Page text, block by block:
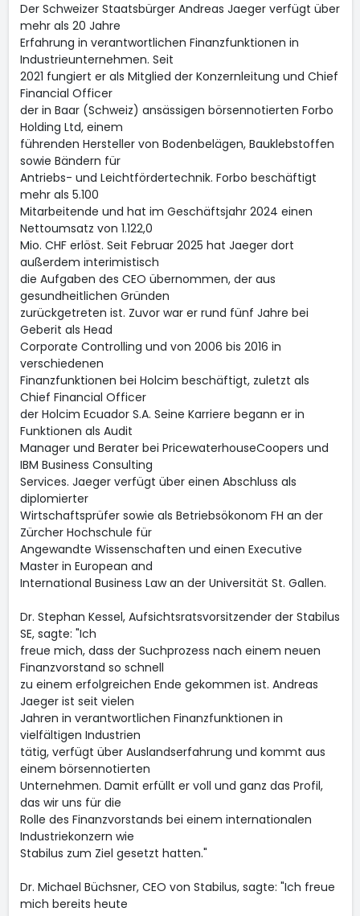
Der Schweizer Staatsbürger Andreas Jaeger verfügt über
mehr als 20 Jahre
Erfahrung in verantwortlichen Finanzfunktionen in
Industrieunternehmen. Seit
2021 fungiert er als Mitglied der Konzernleitung und Chief
Financial Officer
der in Baar (Schweiz) ansässigen börsennotierten Forbo
Holding Ltd, einem
führenden Hersteller von Bodenbelägen, Bauklebstoffen
sowie Bändern für
Antriebs- und Leichtfördertechnik. Forbo beschäftigt
mehr als 5.100
Mitarbeitende und hat im Geschäftsjahr 2024 einen
Nettoumsatz von 1.122,0
Mio. CHF erlöst. Seit Februar 2025 hat Jaeger dort
außerdem interimistisch
die Aufgaben des CEO übernommen, der aus
gesundheitlichen Gründen
zurückgetreten ist. Zuvor war er rund fünf Jahre bei
Geberit als Head
Corporate Controlling und von 2006 bis 2016 in
verschiedenen
Finanzfunktionen bei Holcim beschäftigt, zuletzt als
Chief Financial Officer
der Holcim Ecuador S.A. Seine Karriere begann er in
Funktionen als Audit
Manager und Berater bei PricewaterhouseCoopers und
IBM Business Consulting
Services. Jaeger verfügt über einen Abschluss als
diplomierter
Wirtschaftsprüfer sowie als Betriebsökonom FH an der
Zürcher Hochschule für
Angewandte Wissenschaften und einen Executive
Master in European and
International Business Law an der Universität St. Gallen.
Dr. Stephan Kessel, Aufsichtsratsvorsitzender der Stabilus
SE, sagte: "Ich
freue mich, dass der Suchprozess nach einem neuen
Finanzvorstand so schnell
zu einem erfolgreichen Ende gekommen ist. Andreas
Jaeger ist seit vielen
Jahren in verantwortlichen Finanzfunktionen in
vielfältigen Industrien
tätig, verfügt über Auslandserfahrung und kommt aus
einem börsennotierten
Unternehmen. Damit erfüllt er voll und ganz das Profil,
das wir uns für die
Rolle des Finanzvorstands bei einem internationalen
Industriekonzern wie
Stabilus zum Ziel gesetzt hatten."
Dr. Michael Büchsner, CEO von Stabilus, sagte: "Ich freue
mich bereits heute